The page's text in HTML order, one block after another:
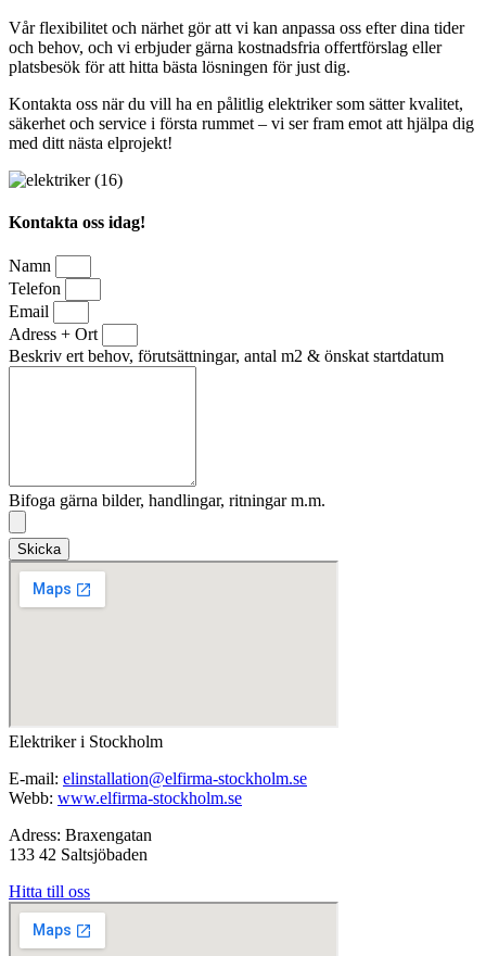
Vår flexibilitet och närhet gör att vi kan anpassa oss efter dina tider
och behov, och vi erbjuder gärna kostnadsfria offertförslag eller
platsbesök för att hitta bästa lösningen för just dig.
Kontakta oss när du vill ha en pålitlig elektriker som sätter kvalitet,
säkerhet och service i första rummet – vi ser fram emot att hjälpa dig
med ditt nästa elprojekt!
Kontakta oss idag!
Namn
Telefon
Email
Adress + Ort
Beskriv ert behov, förutsättningar, antal m2 & önskat startdatum
Bifoga gärna bilder, handlingar, ritningar m.m.
Skicka
Elektriker i Stockholm
E-mail: elinstallation@elfirma-stockholm.se
Webb: www.elfirma-stockholm.se
Adress: Braxengatan
133 42 Saltsjöbaden
Hitta till oss